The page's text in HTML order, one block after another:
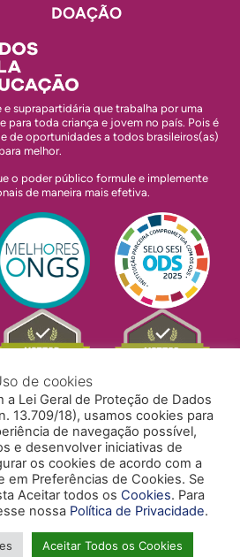
DOAÇÃO
suprapartidária que trabalha por uma
para toda criança e jovem no país. Pois é
de oportunidades a todos brasileiros(as)
melhor.
o poder público formule e implemente
de maneira mais efetiva.
TRABALHE CONOSCO
de cookies
a Lei Geral de Proteção de Dados
13.709/18), usamos cookies para
de navegação possível,
e desenvolver iniciativas de
os cookies de acordo com a
em Preferências de Cookies. Se
Aceitar todos os Cookies. Para
nossa Política de Privacidade.
Aceitar Todos os Cookies